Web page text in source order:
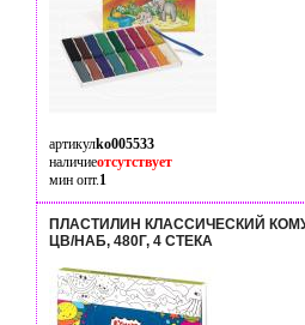
артикулko005533
наличиеотсутствует
мин опт.1
ПЛАСТИЛИН КЛАССИЧЕСКИЙ
ЦВ/НАБ, 480Г, 4 СТЕКА